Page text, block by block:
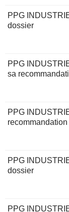
PPG
dossier
PPG
sa
PPG
PPG
dossier
PPG